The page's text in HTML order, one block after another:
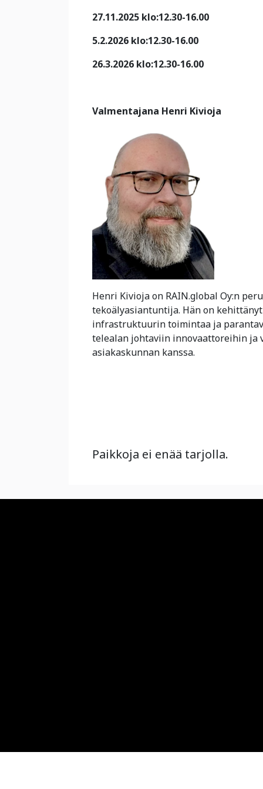
27.11.2025 klo:12.30-16.00
5.2.2026 klo:12.30-16.00
26.3.2026 klo:12.30-16.00
Valmentajana Henri Kivioja
Henri Kivioja on RAIN.global Oy:n
tekoälyasiantuntija. Hän on
infrastruktuurin toimintaa ja
telealan johtaviin innovaattoreihin ja
asiakaskunnan kanssa.
Paikkoja ei enää tarjolla.